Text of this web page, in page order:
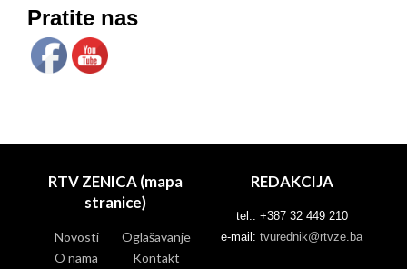
Pratite nas
RTV ZENICA (mapa
stranice)
Novosti
Oglašavanje
O nama
Kontakt
REDAKCIJA
tel.: +387 32 449 210
e-mail: tvurednik@rtvze.ba